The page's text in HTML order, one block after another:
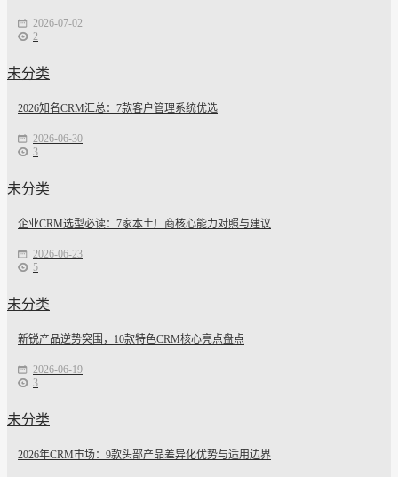
2026-07-02
2
未分类
2026知名CRM汇总：7款客户管理系统优选
2026-06-30
3
未分类
企业CRM选型必读：7家本土厂商核心能力对照与建议
2026-06-23
5
未分类
新锐产品逆势突围，10款特色CRM核心亮点盘点
2026-06-19
3
未分类
2026年CRM市场：9款头部产品差异化优势与适用边界